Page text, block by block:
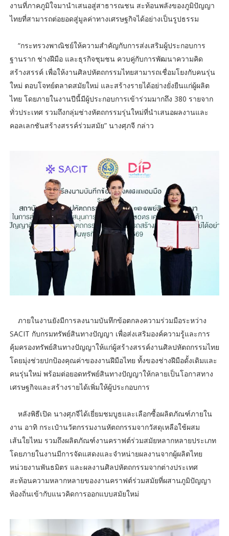
งานที่ภาคภูมิใจมานำเสนอสู่สาธารณชน สะท้อนพลังของภูมิปัญญา
ไทยที่สามารถต่อยอดสู่มูลค่าทางเศรษฐกิจได้อย่างเป็นรูปธรรม
“กระทรวงพาณิชย์ให้ความสำคัญกับการส่งเสริมผู้ประกอบการ
ฐานราก ช่างฝีมือ และธุรกิจชุมชน ควบคู่กับการพัฒนาความคิด
สร้างสรรค์ เพื่อให้งานศิลปหัตถกรรมไทยสามารถเชื่อมโยงกับคนรุ่น
ใหม่ ตอบโจทย์ตลาดสมัยใหม่ และสร้างรายได้อย่างยั่งยืนแก่ผู้ผลิต
ไทย โดยภายในงานปีนี้มีผู้ประกอบการเข้าร่วมมากถึง 380 รายจาก
ทั่วประเทศ รวมถึงกลุ่มช่างหัตถกรรมรุ่นใหม่ที่นำเสนอผลงานและ
คอลเลกชันสร้างสรรค์ร่วมสมัย” นางศุภจี กล่าว
ภายในงานยังมีการลงนามบันทึกข้อตกลงความร่วมมือระหว่าง
SACIT กับกรมทรัพย์สินทางปัญญา เพื่อส่งเสริมองค์ความรู้และการ
คุ้มครองทรัพย์สินทางปัญญาให้แก่ผู้สร้างสรรค์งานศิลปหัตถกรรมไทย
โดยมุ่งช่วยปกป้องคุณค่าของงานฝีมือไทย ทั้งของช่างฝีมือดั้งเดิมและ
คนรุ่นใหม่ พร้อมต่อยอดทรัพย์สินทางปัญญาให้กลายเป็นโอกาสทาง
เศรษฐกิจและสร้างรายได้เพิ่มให้ผู้ประกอบการ
หลังพิธีเปิด นางศุภจีได้เยี่ยมชมบูธและเลือกซื้อผลิตภัณฑ์ภายใน
งาน อาทิ กระเป๋านวัตกรรมงานหัตถกรรมจากวัสดุเหลือใช้ผสม
เส้นใยไหม รวมถึงผลิตภัณฑ์งานคราฟต์ร่วมสมัยหลากหลายประเภท
โดยภายในงานมีการจัดแสดงและจำหน่ายผลงานจากผู้ผลิตไทย
หน่วยงานพันธมิตร และผลงานศิลปหัตถกรรมจากต่างประเทศ
สะท้อนความหลากหลายของงานคราฟต์ร่วมสมัยที่ผสานภูมิปัญญา
ท้องถิ่นเข้ากับแนวคิดการออกแบบสมัยใหม่